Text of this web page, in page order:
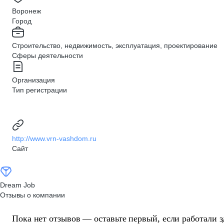
Воронеж
Город
Строительство, недвижимость, эксплуатация, проектирование
Сферы деятельности
Организация
Тип регистрации
http://www.vrn-vashdom.ru
Сайт
Dream Job
Отзывы о компании
Пока нет отзывов — оставьте первый, если работали